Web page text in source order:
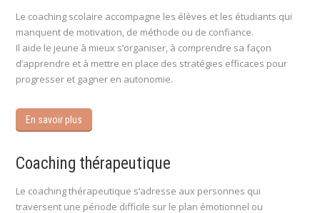
Le coaching scolaire accompagne les élèves et les étudiants qui
manquent de motivation, de méthode ou de confiance.
Il aide le jeune à mieux s’organiser, à comprendre sa façon
d’apprendre et à mettre en place des stratégies efficaces pour
progresser et gagner en autonomie.
En savoir plus
Coaching thérapeutique
Le coaching thérapeutique s’adresse aux personnes qui
traversent une période difficile sur le plan émotionnel ou